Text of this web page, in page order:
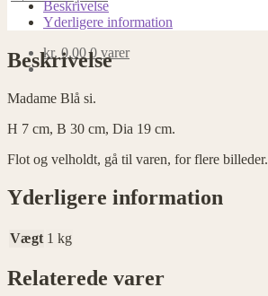
kr. 0,00 0 varer
antal
Beskrivelse
Yderligere information
Beskrivelse
Madame Blå si.
H 7 cm, B 30 cm, Dia 19 cm.
Flot og velholdt, gå til varen, for flere billeder.
Yderligere information
Vægt 1 kg
Relaterede varer